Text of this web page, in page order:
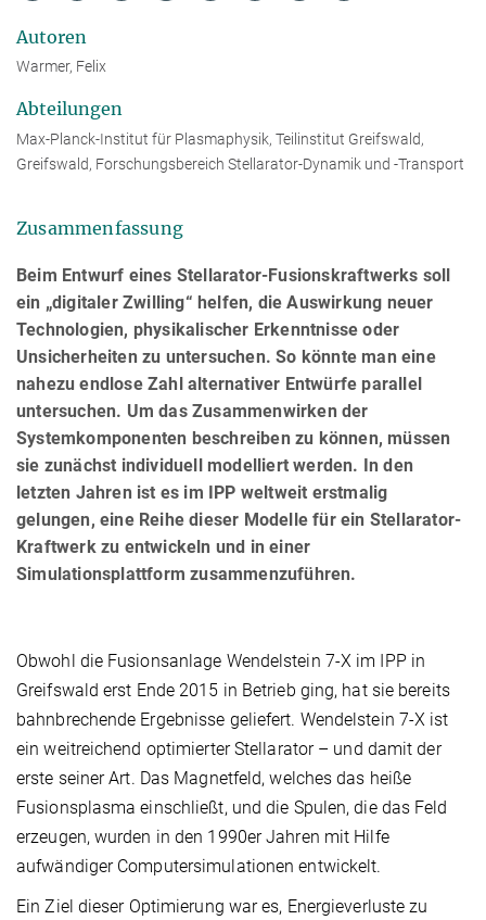
Autoren
Warmer, Felix
Abteilungen
Max-Planck-Institut für Plasmaphysik, Teilinstitut Greifswald,
Greifswald, Forschungsbereich Stellarator-Dynamik und -Transport
Zusammenfassung
Beim Entwurf eines Stellarator-Fusionskraftwerks soll
ein „digitaler Zwilling“ helfen, die Auswirkung neuer
Technologien, physikalischer Erkenntnisse oder
Unsicherheiten zu untersuchen. So könnte man eine
nahezu endlose Zahl alternativer Entwürfe parallel
untersuchen. Um das Zusammenwirken der
Systemkomponenten beschreiben zu können, müssen
sie zunächst individuell modelliert werden. In den
letzten Jahren ist es im IPP weltweit erstmalig
gelungen, eine Reihe dieser Modelle für ein Stellarator-
Kraftwerk zu entwickeln und in einer
Simulationsplattform zusammenzuführen.
Obwohl die Fusionsanlage Wendelstein 7-X im IPP in
Greifswald erst Ende 2015 in Betrieb ging, hat sie bereits
bahnbrechende Ergebnisse geliefert. Wendelstein 7-X ist
ein weitreichend optimierter Stellarator – und damit der
erste seiner Art. Das Magnetfeld, welches das heiße
Fusionsplasma einschließt, und die Spulen, die das Feld
erzeugen, wurden in den 1990er Jahren mit Hilfe
aufwändiger Computersimulationen entwickelt.
Ein Ziel dieser Optimierung war es, Energieverluste zu